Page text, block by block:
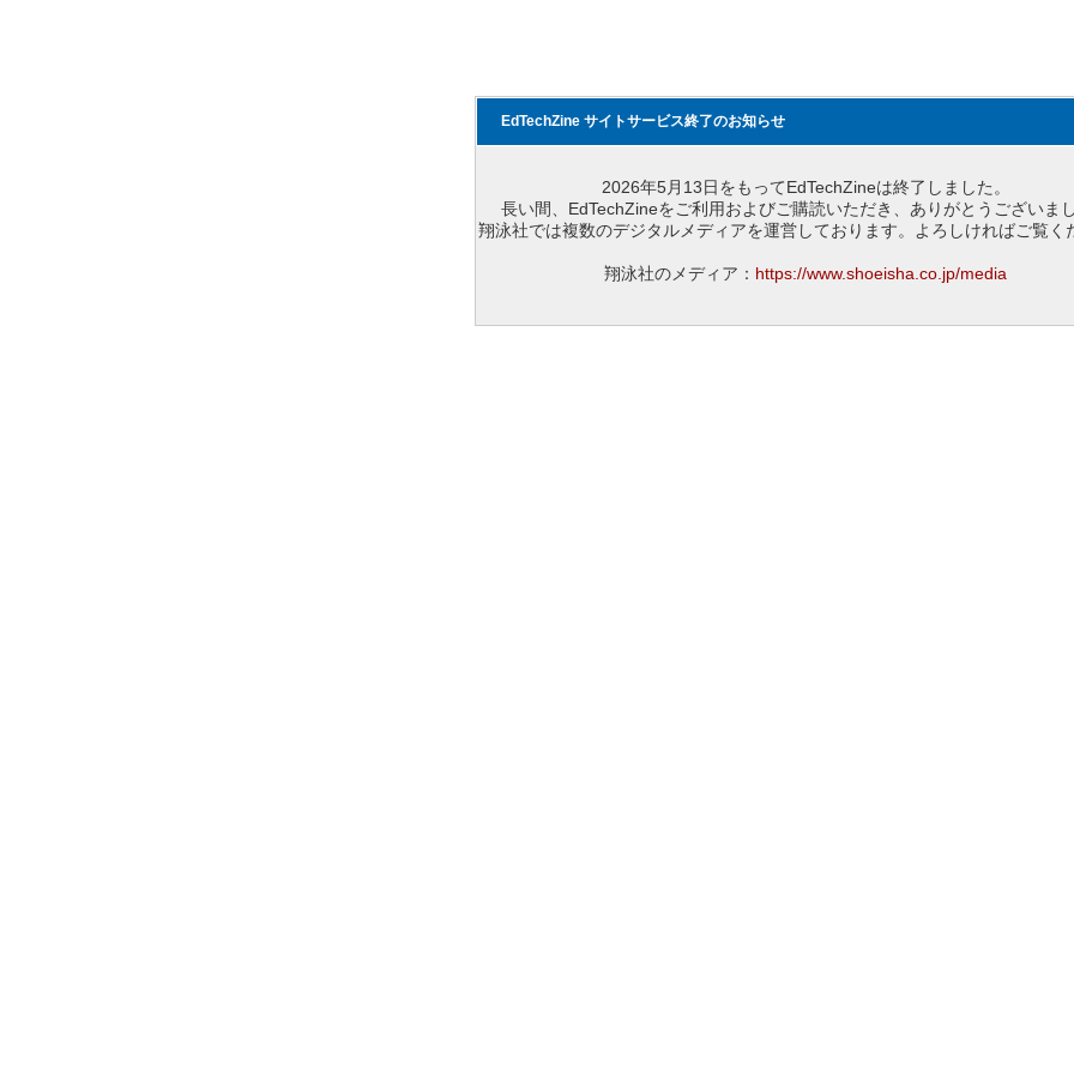
EdTechZine サイトサービス終了のお知らせ
2026年5月13日をもってEdTechZineは終了しました。
長い間、EdTechZineをご利用およびご購読いただき、ありがとうございまし
翔泳社では複数のデジタルメディアを運営しております。よろしければご覧く
翔泳社のメディア： https://www.shoeisha.co.jp/media